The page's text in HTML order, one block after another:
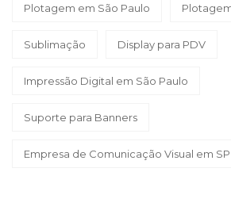
Plotagem em São Paulo
Sublimação Display para PDV
Impressão Digital em São Paulo
Suporte para Banners
Empresa de Comunicação Visual em SP